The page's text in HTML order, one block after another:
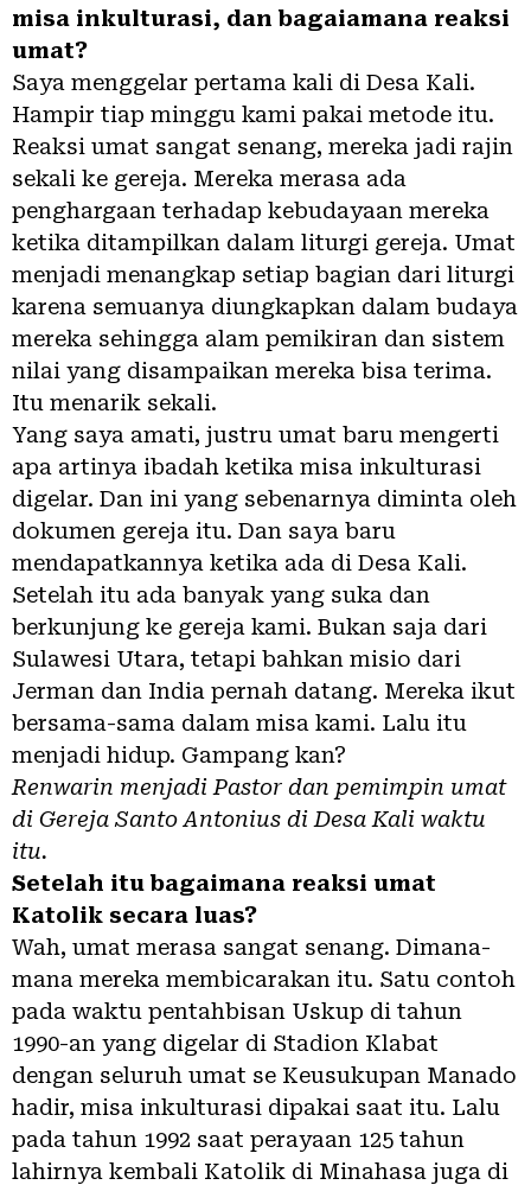
misa inkulturasi, dan bagaiamana reaksi
umat?
Saya menggelar pertama kali di Desa Kali.
Hampir tiap minggu kami pakai metode itu.
Reaksi umat sangat senang, mereka jadi rajin
sekali ke gereja. Mereka merasa ada
penghargaan terhadap kebudayaan mereka
ketika ditampilkan dalam liturgi gereja. Umat
menjadi menangkap setiap bagian dari liturgi
karena semuanya diungkapkan dalam budaya
mereka sehingga alam pemikiran dan sistem
nilai yang disampaikan mereka bisa terima.
Itu menarik sekali.
Yang saya amati, justru umat baru mengerti
apa artinya ibadah ketika misa inkulturasi
digelar. Dan ini yang sebenarnya diminta oleh
dokumen gereja itu. Dan saya baru
mendapatkannya ketika ada di Desa Kali.
Setelah itu ada banyak yang suka dan
berkunjung ke gereja kami. Bukan saja dari
Sulawesi Utara, tetapi bahkan misio dari
Jerman dan India pernah datang. Mereka ikut
bersama-sama dalam misa kami. Lalu itu
menjadi hidup. Gampang kan?
Renwarin menjadi Pastor dan pemimpin umat
di Gereja Santo Antonius di Desa Kali waktu
itu.
Setelah itu bagaimana reaksi umat
Katolik secara luas?
Wah, umat merasa sangat senang. Dimana-
mana mereka membicarakan itu. Satu contoh
pada waktu pentahbisan Uskup di tahun
1990-an yang digelar di Stadion Klabat
dengan seluruh umat se Keusukupan Manado
hadir, misa inkulturasi dipakai saat itu. Lalu
pada tahun 1992 saat perayaan 125 tahun
lahirnya kembali Katolik di Minahasa juga di